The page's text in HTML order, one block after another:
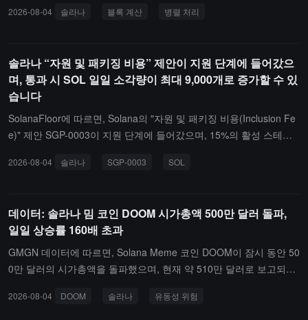
니다. 현재 두 가지 제안은 일부 검증 노드의 지지를 받고 있습니다.
투표 단계에 진입하기 위해 필요한 15% 기준까지는 약 3995만 개의
SOL이 부족합니다. 신호 지지 마감일은 8월 18일입니다.현재 16개
의 검증 노드가 지지를 표명했으며, 인프라 회사 Helius는 약 1603만
개의 SOL을 기여하여 현재 지지량의 거의 3분의 2를 차지하고 있습
니다. 그러나 SIMD-0553이 성공적으로 시행되더라도 SOL은 즉시
를 기준으로 하더라도, 현재 일일 약 6만 개의 신규 발행량보다 여전
를 받으면, Solana 네트워크는 "신규 공급 감소 + 소각 증가"의 이중
메커니즘을 통해 장기적인 토큰 경제 모델을 개선할 것입니다.
점유율을 원래의 20%에서 낮추었습니다.그러나 각 블록에 동일한 계
이 근본적으로 해결되지 않았음을 의미합니다. 대량의 거래가 동일한
인기 계정(예: 높은 거래량의 DEX 또는 청산 계약)에 기록해야 하는
경우, 여전히 해당 한도에 제한됩니다. 공식적으로 업그레이드 전후
의 거래 확인률, 수수료, 블록 전파 또는 재생에 대한 실제 비교 데이
터는 제공되지 않았습니다.
2026-08-04 솔라나 블록 계산 병렬 처리
솔라나 “자원 및 패키징 비용” 제안이 지원 단계에 들어갔으
며, 통과 시 SOL 일일 소각량이 최대 9,000개로 증가할 수 있
습니다
SolanaFloor에 따르면, Solana의 "자원 및 패키징 비용(Inclusion Fe
e)" 제안 SGP-0003이 지원 단계에 들어갔으며, 15%의 활성 스테이
이 제안이 시행되면, 예상되는 일일 SOL 소각량은 현재의 650개(약
2026-08-04 솔라나 SGP-0003 SOL
데이터: 솔라나 밈 코인 DOOM 시가총액 500만 달러 돌파,
일일 상승률 160배 초과
GMGN 데이터에 따르면, Solana Meme 코인 DOOM이 잠시 동안 50
0만 달러의 시가총액을 돌파했으며, 현재 약 510만 달러로 보고되고
발자이자 Petersen Games의 CEO인 Sandy Petersen은 X 플랫폼에
2026-08-04 DOOM 솔라나 유동성 위험